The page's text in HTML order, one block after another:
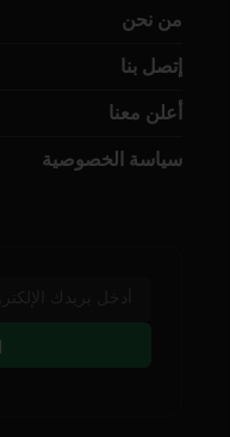
من نحن
إتصل بنا
أعلن معنا
سياسة الخصوصية